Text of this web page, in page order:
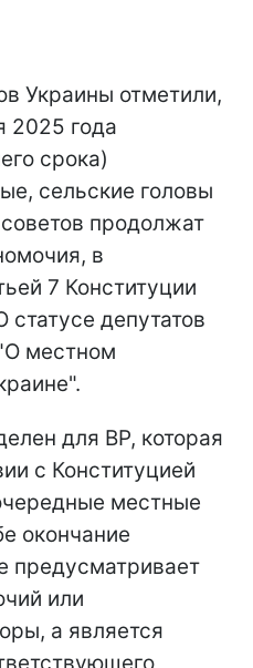
Украины отметили,
2025 года
срока)
сельские головы
продолжат
в
7 Конституции
депутатов
местном
для ВР, которая
с Конституцией
местные
окончание
предусматривает
или
а является